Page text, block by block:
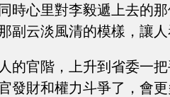
時心里對李毅遞上去的
副云淡風清的模樣，讓
的官階，上升到省委一
發財和權力斗爭了，會